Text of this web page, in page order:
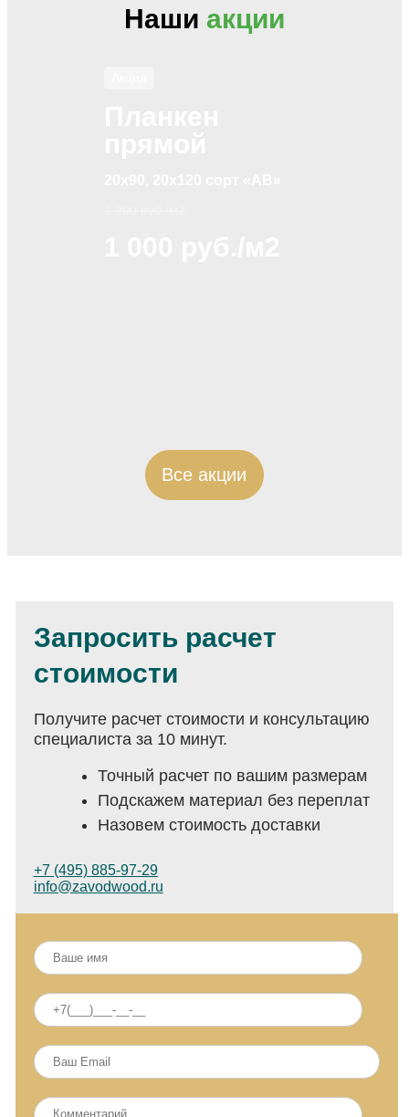
Наши акции
Все акции
Запросить расчет
стоимости
Получите расчет стоимости и консультацию
специалиста за 10 минут.
Точный расчет по вашим размерам
Подскажем материал без переплат
Назовем стоимость доставки
+7 (495) 885-97-29
info@zavodwood.ru